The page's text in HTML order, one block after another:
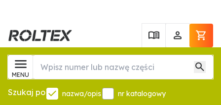
MENU
Szukaj po nazwa/opis nr katalogowy